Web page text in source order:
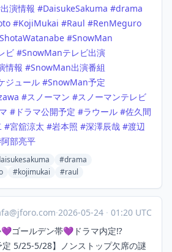
出演情報 #DaisukeSakuma #drama
#KojiMukai #Raul #RenMeguro
ShotaWatanabe #SnowMan
ビ #SnowManテレビ出演
情報 #SnowMan出演番組
ジュール #SnowMan予定
#スノーマン #スノーマンテレビ
# ドラマ公開予定 #ラウール #佐久間
#宮舘涼太 #岩本照 #深澤辰哉 #渡辺
阿部亮平
#drama
#kojimukai #raul
·2026-05-24 · 01:20 UTC
💜ゴールデン帯💜ドラマ内定⁉️
定 5/25-5/28】ノンストップ欠席の謎